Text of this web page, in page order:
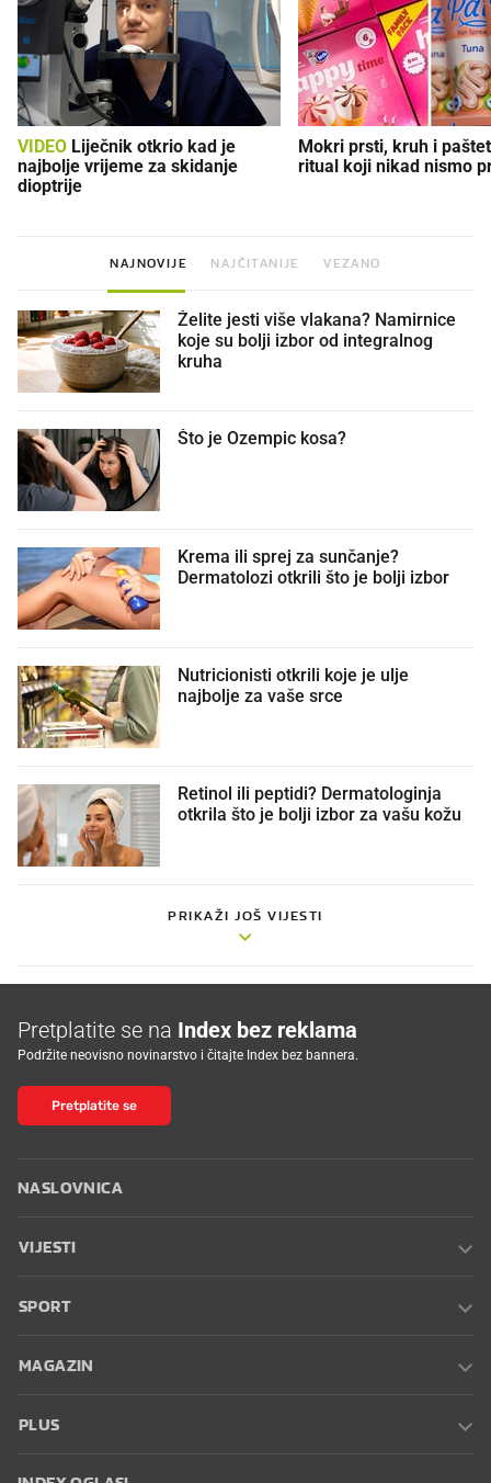
VIDEO
najbolje vrijeme za skidanje
dioptrije
Mokri prsti, kruh i
ritual koji nikad nismo
NAJNOVIJE NAJČITANIJE VEZANO
Želite jesti više vlakana? Namirnice
koje su bolji izbor od integralnog
kruha
Što je Ozempic kosa?
Krema ili sprej za sunčanje?
Dermatolozi otkrili što je bolji izbor
Nutricionisti otkrili koje je ulje
najbolje za vaše srce
Retinol ili peptidi? Dermatologinja
otkrila što je bolji izbor za vašu kožu
PRIKAŽI JOŠ VIJESTI
Pretplatite se na Index bez reklama
Podržite neovisno novinarstvo i čitajte Index bez bannera.
Pretplatite se
NASLOVNICA
VIJESTI
SPORT
MAGAZIN
PLUS